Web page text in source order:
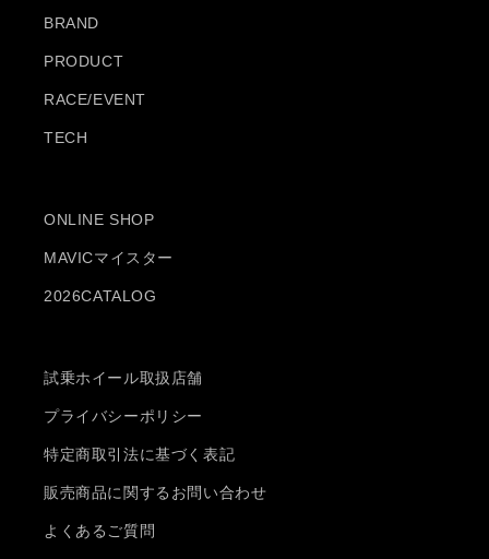
BRAND
PRODUCT
RACE/EVENT
TECH
ONLINE SHOP
MAVICマイスター
2026CATALOG
試乗ホイール取扱店舗
プライバシーポリシー
特定商取引法に基づく表記
販売商品に関するお問い合わせ
よくあるご質問